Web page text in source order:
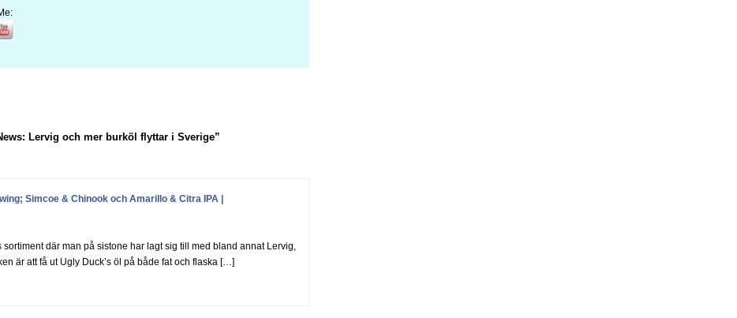
Lervig och mer burköl flyttar i Sverige”
Simcoe & Chinook och Amarillo & Citra IPA |
där man på sistone har lagt sig till med bland annat Lervig,
är att få ut Ugly Duck’s öl på både fat och flaska […]